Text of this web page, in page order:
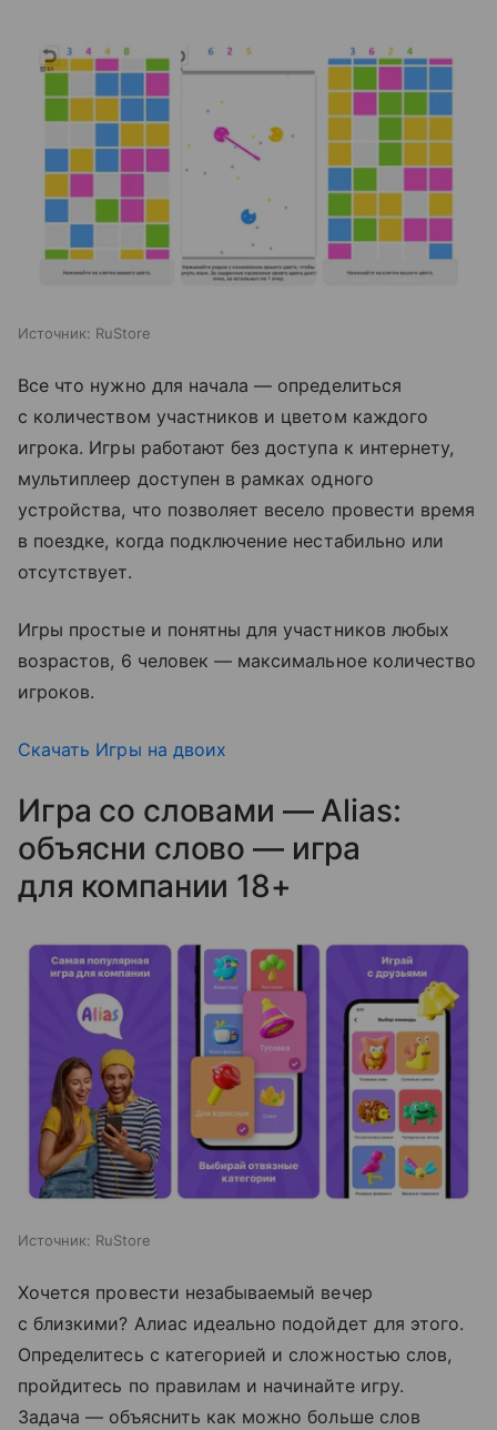
Источник: RuStore
Все что нужно для начала — определиться
с количеством участников и цветом каждого
игрока. Игры работают без доступа к интернету,
мультиплеер доступен в рамках одного
устройства, что позволяет весело провести время
в поездке, когда подключение нестабильно или
отсутствует.
Игры простые и понятны для участников любых
возрастов, 6 человек — максимальное количество
игроков.
Скачать Игры на двоих
Игра со словами — Alias:
объясни слово — игра
для компании 18+
Источник: RuStore
Хочется провести незабываемый вечер
с близкими? Алиас идеально подойдет для этого.
Определитесь с категорией и сложностью слов,
пройдитесь по правилам и начинайте игру.
Задача — объяснить как можно больше слов